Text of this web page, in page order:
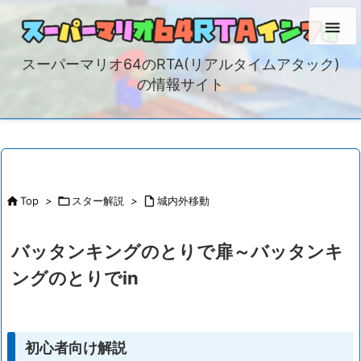
スーパーマリオ64のRTA(リアルタイムアタック)
の情報サイト

Top > スター解説 >  城内外移動
バッタンキングのとりで扉～バッタンキ
ングのとりでin
初心者向け解説